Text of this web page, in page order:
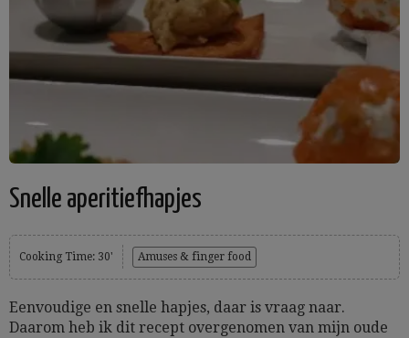
Snelle aperitiefhapjes
Cooking Time: 30' Amuses & finger food
Eenvoudige en snelle hapjes, daar is vraag naar.
Daarom heb ik dit recept overgenomen van mijn oude